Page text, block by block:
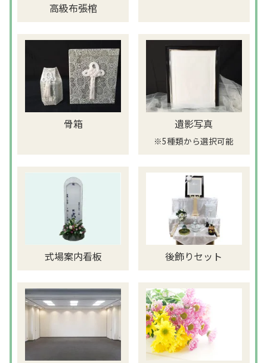
高級布張棺
骨箱 遺影写真
※5種類から選択可能
式場案内看板 後飾りセット